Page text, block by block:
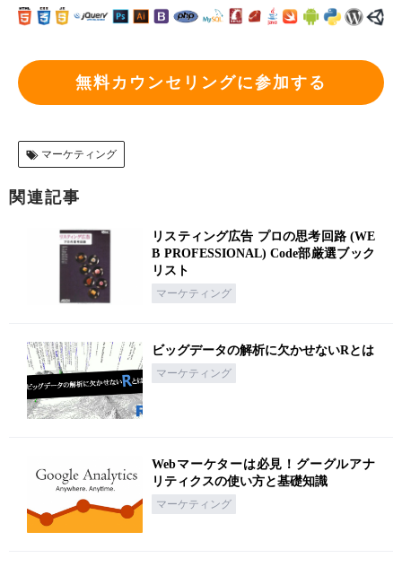
無料カウンセリングに参加する
マーケティング
関連記事
リスティング広告 プロの思考回路 (WE
B PROFESSIONAL) Code部厳選ブック
リスト
マーケティング
ビッグデータの解析に欠かせないRとは
マーケティング
Webマーケターは必見！グーグルアナ
リティクスの使い方と基礎知識
マーケティング